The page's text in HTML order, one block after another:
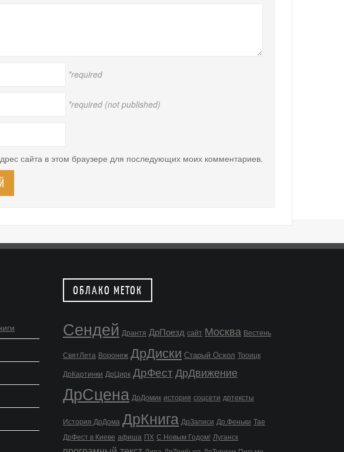
*required
*required (not published)
сайта в этом браузере для последующих моих комментариев.
ОБЛАКО МЕТОК
Сендей Дрантя ДрПоезд сайт Москва Вестень
СвятЛета Воронеж ДрДиски Старый Оскол Троицк
ДрКартинки ДрЦирк ДрФестДрДвижение
ДрСцена ДрДомик история соцсети дртексты
История ДрДома ДрКнига ДрЗаписи Др.Феньки Тае
ДрФест в Киеве афиша ПХ С Новым Годом! Луганск